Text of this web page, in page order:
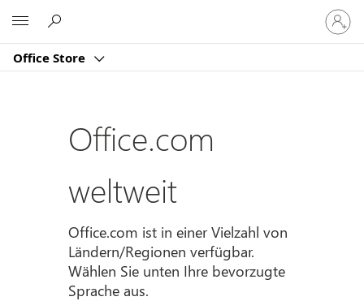
Office Store
Bei
Ihrem
Konto
Office.com
weltweit
Office.com ist in einer Vielzahl von
Ländern/Regionen verfügbar.
Wählen Sie unten Ihre bevorzugte
Sprache aus.